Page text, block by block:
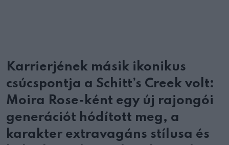
Karrierjének másik ikonikus
csúcspontja a Schitt’s Creek volt:
Moira Rose-ként egy új rajongói
generációt hódított meg, a
karakter extravagáns stílusa és